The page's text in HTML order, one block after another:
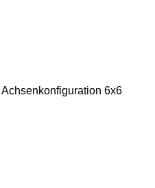
Achsenkonfiguration 6x6